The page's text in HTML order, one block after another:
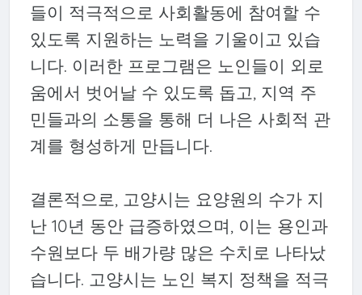
들이 적극적으로 사회활동에 참여할 수
있도록 지원하는 노력을 기울이고 있습
니다. 이러한 프로그램은 노인들이 외로
움에서 벗어날 수 있도록 돕고, 지역 주
민들과의 소통을 통해 더 나은 사회적 관
계를 형성하게 만듭니다.
결론적으로, 고양시는 요양원의 수가 지
난 10년 동안 급증하였으며, 이는 용인과
수원보다 두 배가량 많은 수치로 나타났
습니다. 고양시는 노인 복지 정책을 적극